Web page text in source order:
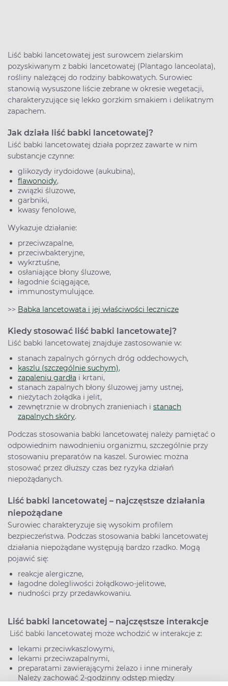
Liść babki lancetowatej jest surowcem zielarskim
pozyskiwanym z babki lancetowatej (Plantago lanceolata),
rośliny należącej do rodziny babkowatych. Surowiec
stanowią wysuszone liście zebrane w okresie wegetacji,
charakteryzujące się lekko gorzkim smakiem i delikatnym
zapachem.
Jak działa liść babki lancetowatej?
Liść babki lancetowatej działa poprzez zawarte w nim
substancje czynne:
glikozydy irydoidowe (aukubina),
flawonoidy,
związki śluzowe,
garbniki,
kwasy fenolowe,
Wykazuje działanie:
przeciwzapalne,
przeciwbakteryjne,
wykrztuśne,
osłaniające błony śluzowe,
łagodnie ściągające,
immunostymulujące.
>> Babka lancetowata i jej właściwości lecznicze
Kiedy stosować liść babki lancetowatej?
Liść babki lancetowatej znajduje zastosowanie w:
stanach zapalnych górnych dróg oddechowych,
kaszlu (szczególnie suchym),
zapaleniu gardła i krtani,
stanach zapalnych błony śluzowej jamy ustnej,
nieżytach żołądka i jelit,
zewnętrznie w drobnych zranieniach i stanach
zapalnych skóry.
Podczas stosowania babki lancetowatej należy pamiętać o
odpowiednim nawodnieniu organizmu, szczególnie przy
stosowaniu preparatów na kaszel. Surowiec można
stosować przez dłuższy czas bez ryzyka działań
niepożądanych.
Liść babki lancetowatej – najczęstsze działania
niepożądane
Surowiec charakteryzuje się wysokim profilem
bezpieczeństwa. Podczas stosowania babki lancetowatej
działania niepożądane występują bardzo rzadko. Mogą
pojawić się:
reakcje alergiczne,
łagodne dolegliwości żołądkowo-jelitowe,
nudności przy przedawkowaniu.
Liść babki lancetowatej – najczęstsze interakcje
Liść babki lancetowatej może wchodzić w interakcje z:
lekami przeciwkaszlowymi,
lekami przeciwzapalnymi,
preparatami zawierającymi żelazo i inne minerały
Należy zachować 2-godzinny odstęp między